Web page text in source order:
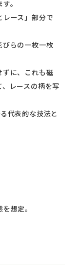
。
ース」部分で
びらの一枚一枚
ずに、これも磁
レースの柄を写
代表的な技法と
想定。